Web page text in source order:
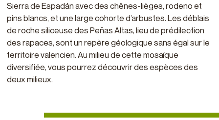
Sierra de Espadán avec des chênes-lièges, rodeno et
pins blancs, et une large cohorte d’arbustes. Les déblais
de roche siliceuse des Peñas Altas, lieu de prédilection
des rapaces, sont un repère géologique sans égal sur le
territoire valencien. Au milieu de cette mosaïque
diversifiée, vous pourrez découvrir des espèces des
deux milieux.